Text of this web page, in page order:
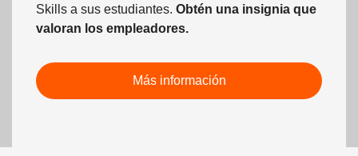
Skills a sus estudiantes. Obtén una insignia que
valoran los empleadores.
Más información